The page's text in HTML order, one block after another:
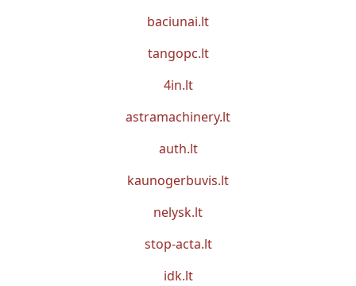
baciunai.lt
tangopc.lt
4in.lt
astramachinery.lt
auth.lt
kaunogerbuvis.lt
nelysk.lt
stop-acta.lt
idk.lt